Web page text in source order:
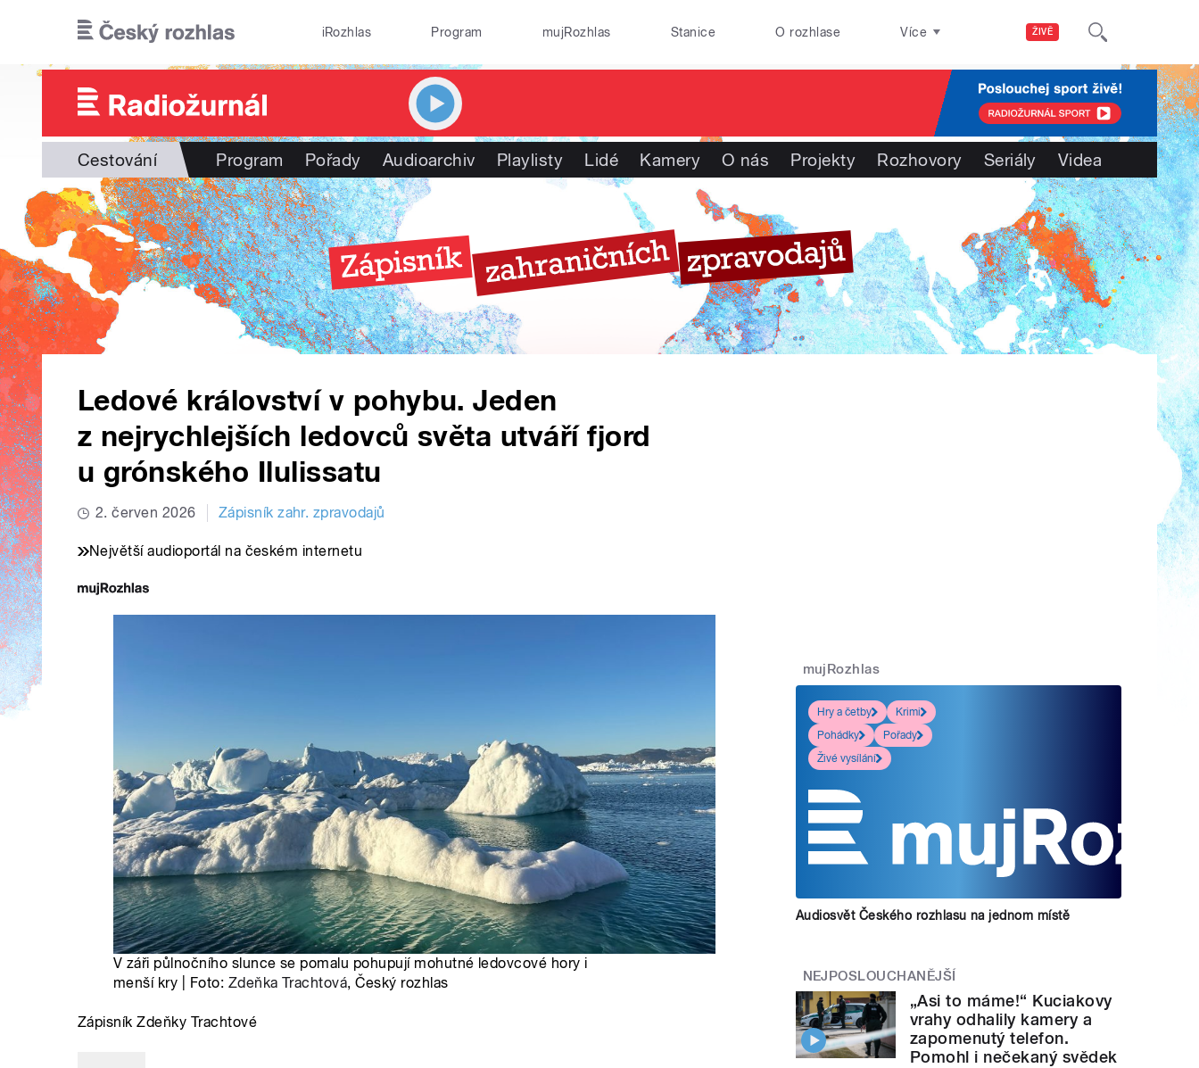
ŽIVĚ
iRozhlas Program mujRozhlas Stanice O rozhlase Více
Cestování Program Pořady Audioarchiv Playlisty Lidé Kamery O nás Projekty Rozhovory Seriály Videa
Ledové království v pohybu. Jeden
z nejrychlejších ledovců světa utváří fjord
u grónského Ilulissatu
2. červen 2026 Zápisník zahr. zpravodajů
Největší audioportál na českém internetu
V záři půlnočního slunce se pomalu pohupují mohutné ledovcové hory i
menší kry | Foto: Zdeňka Trachtová, Český rozhlas
Zápisník Zdeňky Trachtové
mujRozhlas
Hry a četby
Krimi
Pohádky
Pořady
Živé vysílání
Audiosvět Českého rozhlasu na jednom místě
NEJPOSLOUCHANĚJŠÍ
„Asi to máme!“ Kuciakovy
vrahy odhalily kamery a
zapomenutý telefon.
Pomohl i nečekaný svědek